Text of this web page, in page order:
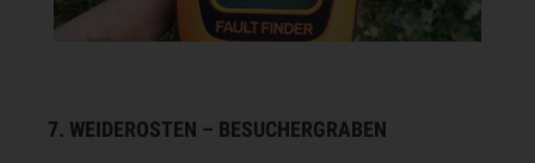
7. WEIDEROSTEN – BESUCHERGRABEN